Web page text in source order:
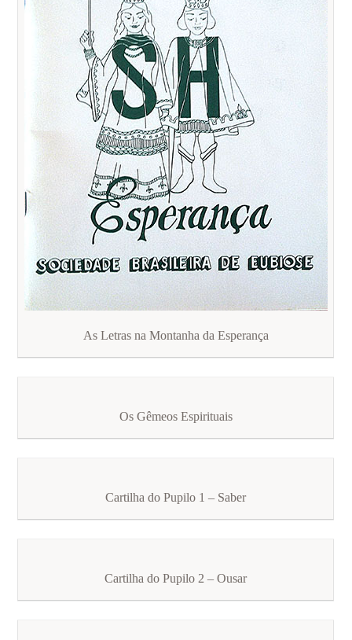
As Letras na Montanha da Esperança
Os Gêmeos Espirituais
Cartilha do Pupilo 1 – Saber
Cartilha do Pupilo 2 – Ousar